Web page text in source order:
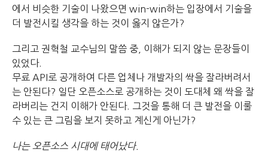
에서 비슷한 기술이 나왔으면 win-win하는 입장에서 기술을
더 발전시킬 생각을 하는 것이 옳지 않은가?
그리고 권혁철 교수님의 말씀 중, 이해가 되지 않는 문장들이
있었다.
무료 API로 공개하여 다른 업체나 개발자의 싹을 잘라버려서
는 안된다? 일단 오픈소스로 공개하는 것이 도대체 왜 싹을 잘
라버리는 건지 이해가 안된다.
그것을 통해 더 큰 발전을 이룰
수 있는 큰 그림을 보지 못하고 계신게 아닌가?
나는 오픈소스 시대에 태어났다.